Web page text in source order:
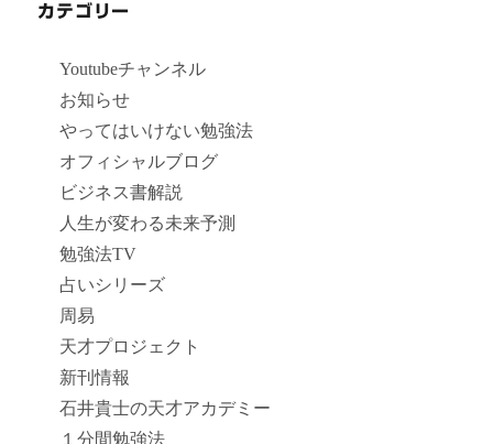
カテゴリー
Youtubeチャンネル
お知らせ
やってはいけない勉強法
オフィシャルブログ
ビジネス書解説
人生が変わる未来予測
勉強法TV
占いシリーズ
周易
天才プロジェクト
新刊情報
石井貴士の天才アカデミー
１分間勉強法